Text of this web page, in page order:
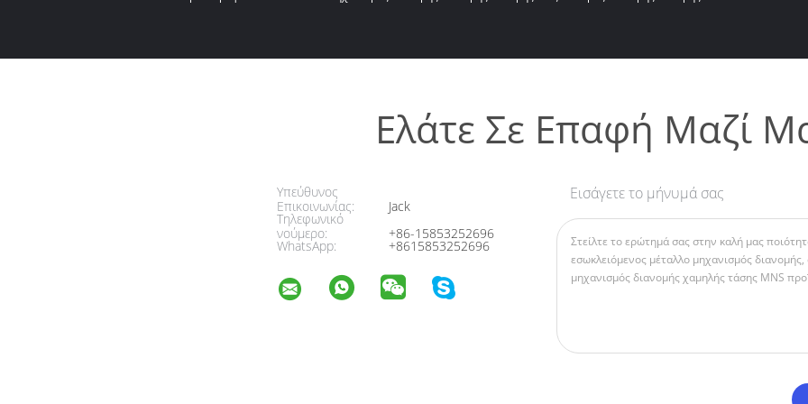
Ελάτε Σε Επαφή Μαζί
Υπεύθυνος
Επικοινωνίας:
Jack
Τηλεφωνικό
νούμερο:
+86-15853252696
WhatsApp: +8615853252696
Εισάγετε το μήνυμά σας